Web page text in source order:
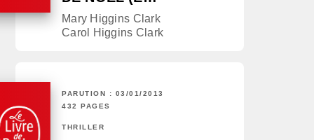
Mary Higgins Clark
Carol Higgins Clark
PARUTION : 03/01/2013
432 PAGES
THRILLER